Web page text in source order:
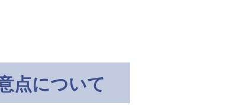
点について